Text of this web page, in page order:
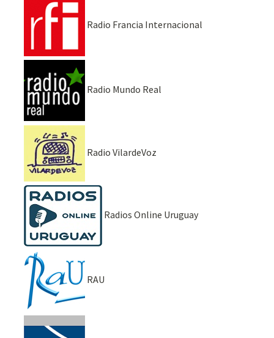
Radio Francia Internacional
Radio Mundo Real
Radio VilardeVoz
Radios Online Uruguay
RAU